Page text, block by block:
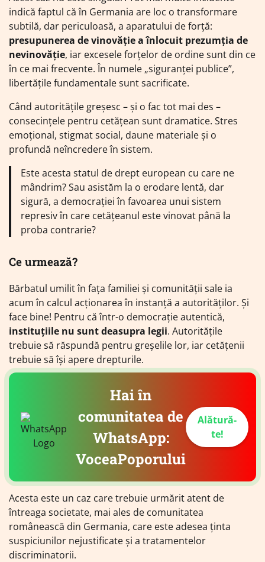
indică faptul că în Germania are loc o transformare
subtilă, dar periculoasă, a aparatului de forță:
presupunerea de vinovăție a înlocuit prezumția de
nevinovăție, iar excesele forțelor de ordine sunt din ce
în ce mai frecvente. În numele „siguranței publice”,
libertățile fundamentale sunt sacrificate.
Când autoritățile greșesc – și o fac tot mai des –
consecințele pentru cetățean sunt dramatice. Stres
emoțional, stigmat social, daune materiale și o
profundă neîncredere în sistem.
Este acesta statul de drept european cu care ne
mândrim? Sau asistăm la o erodare lentă, dar
sigură, a democrației în favoarea unui sistem
represiv în care cetățeanul este vinovat până la
proba contrarie?
Ce urmează?
Bărbatul umilit în fața familiei și comunității sale ia
acum în calcul acționarea în instanță a autorităților. Și
face bine! Pentru că într-o democrație autentică,
instituțiile nu sunt deasupra legii. Autoritățile
trebuie să răspundă pentru greșelile lor, iar cetățenii
trebuie să își apere drepturile.
Hai în
comunitatea de
WhatsApp:
VoceaPoporului
Alătură-
te!
Acesta este un caz care trebuie urmărit atent de
întreaga societate, mai ales de comunitatea
românească din Germania, care este adesea ținta
suspiciunilor nejustificate și a tratamentelor
discriminatorii.